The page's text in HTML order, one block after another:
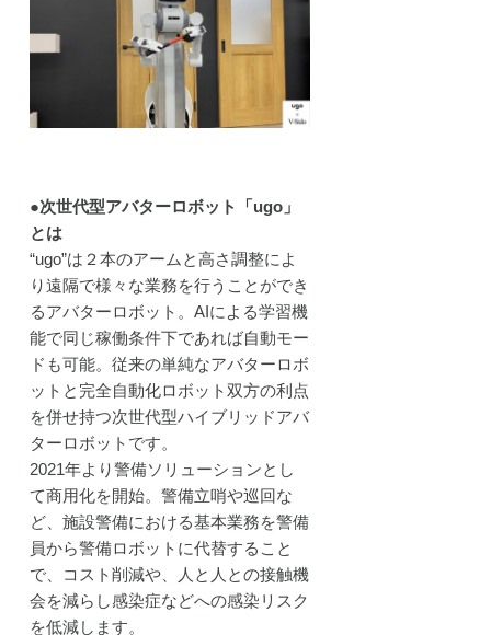
●次世代型アバターロボット「ugo」
とは
“ugo”は２本のアームと高さ調整によ
り遠隔で様々な業務を行うことができ
るアバターロボット。AIによる学習機
能で同じ稼働条件下であれば自動モー
ドも可能。従来の単純なアバターロボ
ットと完全自動化ロボット双方の利点
を併せ持つ次世代型ハイブリッドアバ
ターロボットです。
2021年より警備ソリューションとし
て商用化を開始。警備立哨や巡回な
ど、施設警備における基本業務を警備
員から警備ロボットに代替すること
で、コスト削減や、人と人との接触機
会を減らし感染症などへの感染リスク
を低減します。